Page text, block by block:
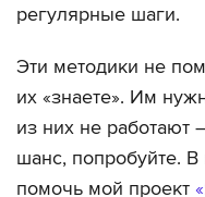
регулярные шаги.
Эти методики не
их «знаете». Им
из них не работают
шанс, попробуйте.
помочь мой проект